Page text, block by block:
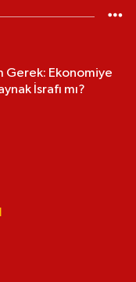
Gerek: Ekonomiye
İsrafı mı?